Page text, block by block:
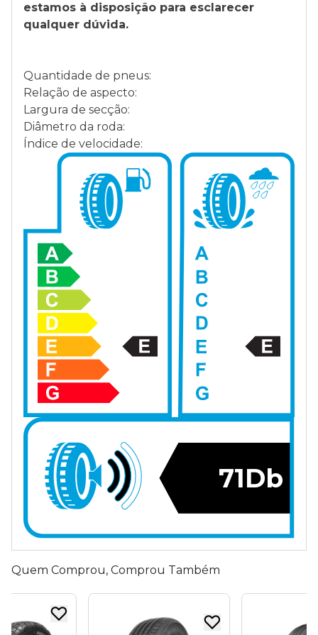
estamos à disposição para esclarecer
qualquer dúvida.
Quantidade de pneus:
Relação de aspecto:
Largura de secção:
Diâmetro da roda:
Índice de velocidade:
71Db
Quem Comprou, Comprou Também